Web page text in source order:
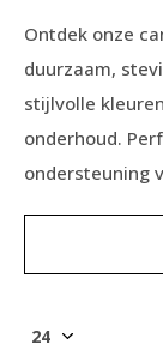
Ontdek onze
duurzaam,
stijlvolle
onderhoud.
ondersteuning